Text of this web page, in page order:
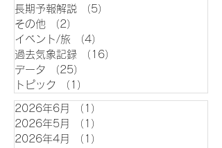
長期予報解説
（5）
その他
（2）
イベント/旅
（4）
過去気象記録
（16）
データ
（25）
トピック
（1）
2026年6月 （1）
2026年5月
（1）
2026年4月
（1）